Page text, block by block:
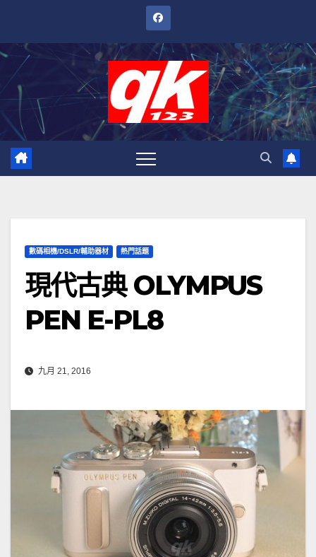
內
數碼相機/DSLR/輔助器材 熱門話題
現代古典 OLYMPUS
PEN E-PL8
九月 21, 2016